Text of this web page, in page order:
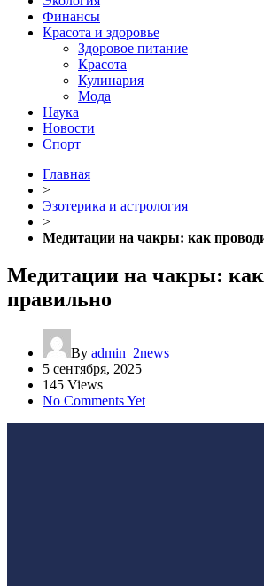
Финансы
Красота и здоровье
Здоровое питание
Красота
Кулинария
Мода
Наука
Новости
Спорт
Главная
>
Эзотерика и астрология
>
Медитации на чакры: как
Медитации на чакры: как
правильно
By admin_2news
5 сентября, 2025
145 Views
No Comments Yet